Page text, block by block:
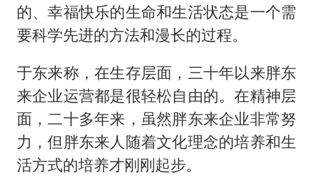
的、幸福快乐的生命和生活状态是一个需
要科学先进的方法和漫长的过程。
于东来称，在生存层面，三十年以来胖东
来企业运营都是很轻松自由的。在精神层
面，二十多年来，虽然胖东来企业非常努
力，但胖东来人随着文化理念的培养和生
活方式的培养才刚刚起步。